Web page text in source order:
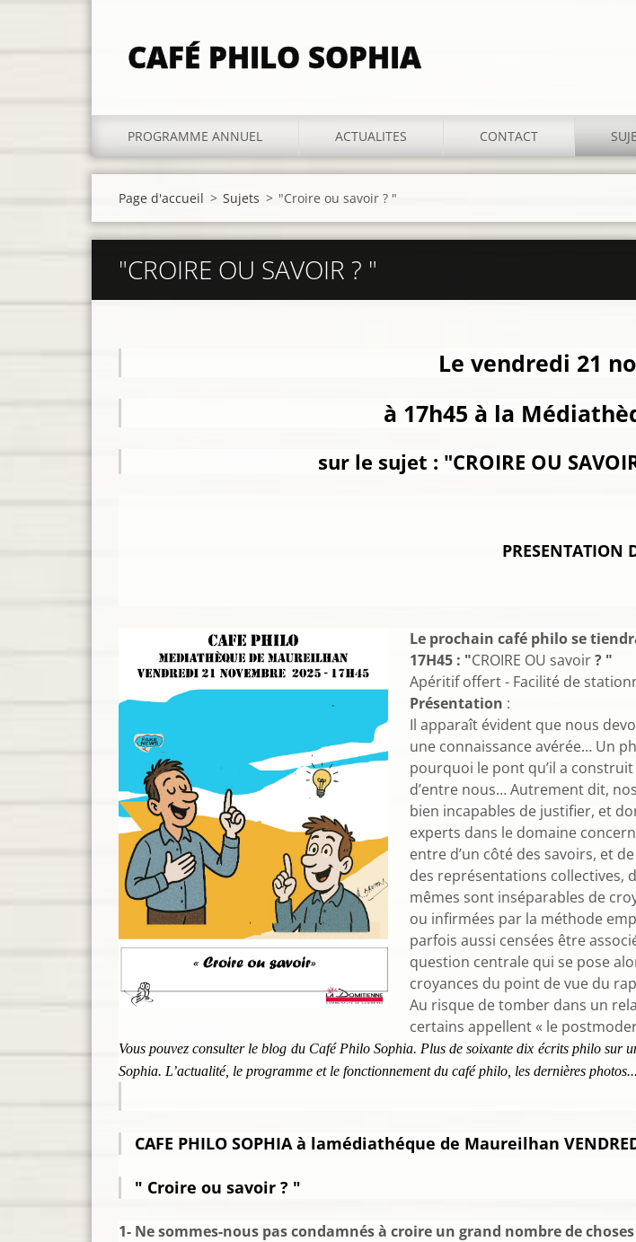
CAFÉ PHILO SOPHIA
PROGRAMME ANNUEL ACTUALITES CONTACT
Page d'accueil > Sujets > "Croire ou savoir ? "
"CROIRE OU SAVOIR ? "
Le vendredi 21
à 17h45 à la
sur le sujet : "CROIRE OU
PRESENTATION
Le prochain café philo se
17H45 : "CROIRE OU savoir? "
Apéritif offert - Facilité de
Présentation :
Il apparaît évident que nous
une connaissance avérée… Un
pourquoi le pont qu’il a
d’entre nous… Autrement dit,
bien incapables de justifier, et
experts dans le domaine
entre d’un côté des savoirs, et
des représentations collectives,
mêmes sont inséparables de
ou infirmées par la méthode
parfois aussi censées être
question centrale qui se pose
croyances du point de vue du
Au risque de tomber dans un
certains appellent « le
Vous pouvez consulter le blog du Café Philo Sophia. Plus de soixante dix écrits philo sur
Sophia. L’actualité, le programme et le fonctionnement du café philo, les dernières photos...
CAFE PHILO SOPHIA à lamédiathéque de Maureilhan
" Croire ou savoir ? "
1- Ne sommes-nous pas condamnés à croire un grand nombre de